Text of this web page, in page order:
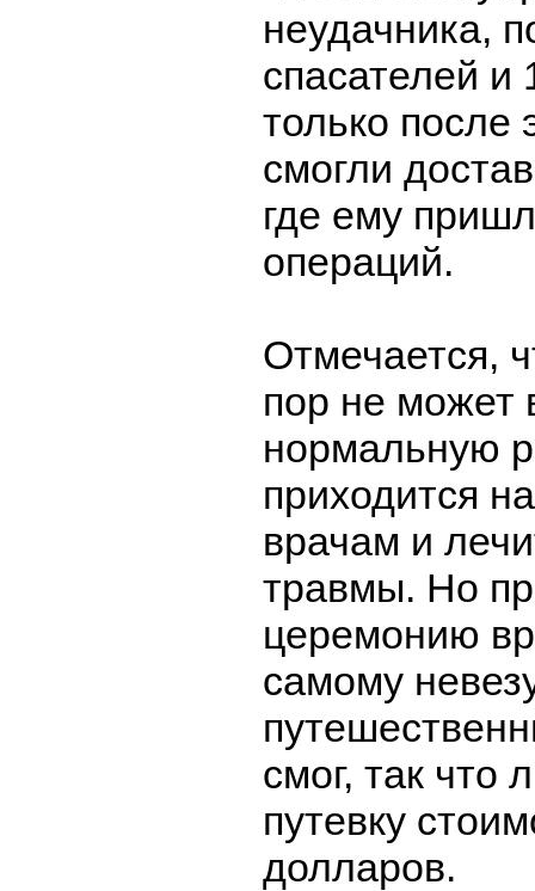
неудачника,
спасателей и
только после
смогли
где ему
операций.
Отмечается,
пор не может
нормальную
приходится
врачам и
травмы. Но
церемонию
самому
смог, так что
путевку
долларов.